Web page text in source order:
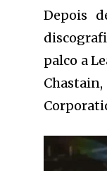
Depois
palco a